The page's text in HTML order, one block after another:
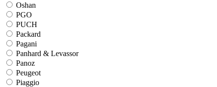
Oshan
PGO
PUCH
Packard
Pagani
Panhard & Levassor
Panoz
Peugeot
Piaggio